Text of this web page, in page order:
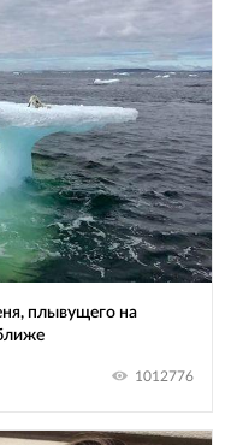
плывущего на
1012776